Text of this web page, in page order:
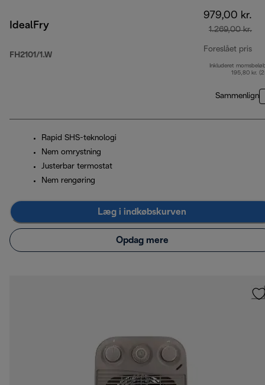
IdealFry
FH2101/1.W
979,00 kr.
1.269,00 kr.
Foreslået pris
Inkluderet
195,80 kr.
Sammenlign
Rapid SHS-teknologi
Nem omrystning
Justerbar termostat
Nem rengøring
Læg i indkøbskurven
Opdag mere